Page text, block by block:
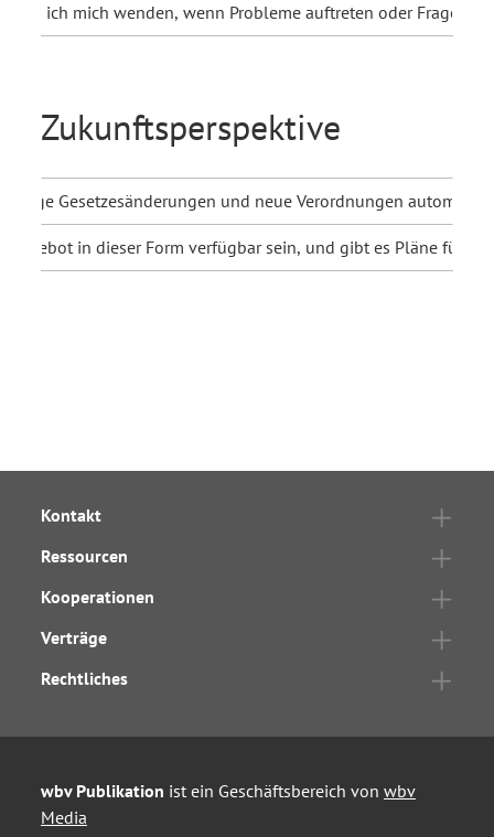
ich mich wenden, wenn Probleme auftreten oder Fragen
Zukunftsperspektive
Gesetzesänderungen und neue Verordnungen
Angebot in dieser Form verfügbar sein, und gibt es Pläne für
Kontakt
Ressourcen
Kooperationen
Verträge
Rechtliches
wbv Publikation ist ein Geschäftsbereich von wbv
Media